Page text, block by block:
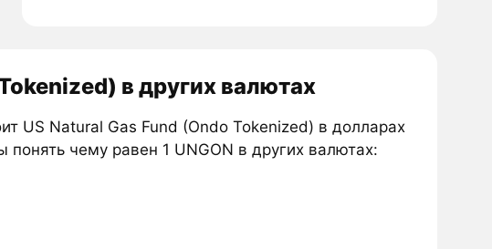
в других валютах
US Natural Gas Fund (Ondo Tokenized) в долларах
понять чему равен 1 UNGON в других валютах: